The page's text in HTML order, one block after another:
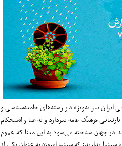
نیز به‌ویژه در رشته‌های جامعه‌شناسی و
فرهنگ عامه بپردازد و به غنا و استحکام
در جهان شناخته می‌شود به این معنا که عموم